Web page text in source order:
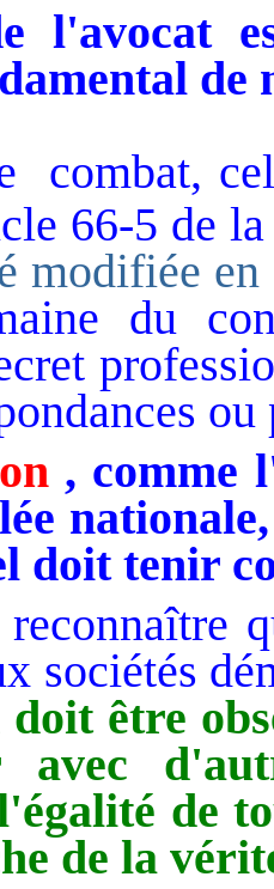
l'avocat
de
combat,
66-5 de
modifiée en
du
, comme
doit tenir
sociétés
être
avec
de
de la